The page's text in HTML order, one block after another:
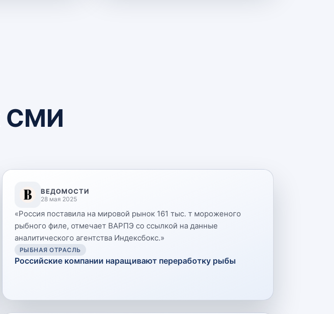
СМИ
ВЕДОМОСТИ
28 мая 2025
«Россия поставила на мировой рынок 161 тыс. т мороженого
рыбного филе, отмечает ВАРПЭ со ссылкой на данные
аналитического агентства Индексбокс.»
РЫБНАЯ ОТРАСЛЬ
Российские компании наращивают переработку рыбы